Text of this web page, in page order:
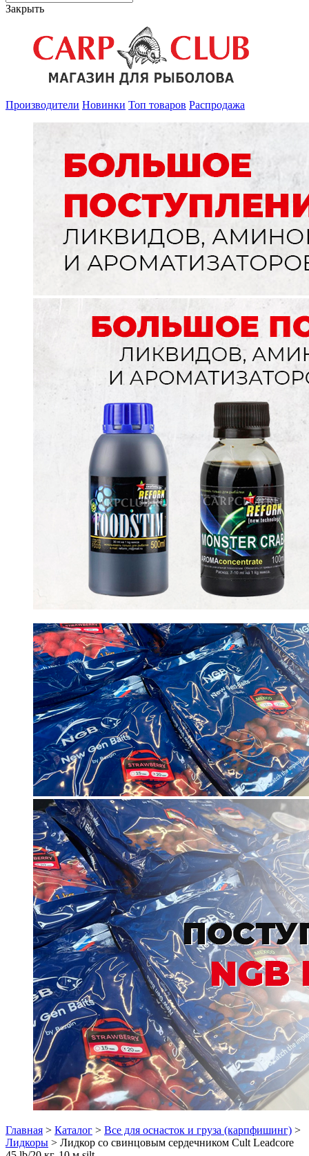
Закрыть
Производители Новинки Топ товаров Распродажа
Главная > Каталог > Все для оснасток и груза (карпфишинг) >
Лидкоры > Лидкор со свинцовым сердечником Cult Leadcore